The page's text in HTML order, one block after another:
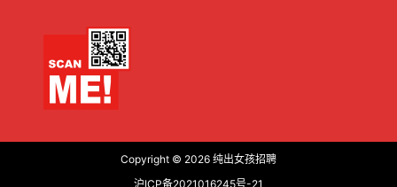
Copyright © 2026 纯出女孩招聘
沪ICP备2021016245号-21